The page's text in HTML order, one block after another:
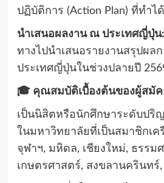
ปฏิบัติการ (Action Plan) ที่ทำไ
นำเสนอผลงาน ณ ประเทศญี่ปุ่น:
ทางไปนำเสนอรายงานสรุปผล
ประเทศญี่ปุ่นในช่วงปลายปี
🎓 คุณสมบัติเบื้องต้นของผู้สมัค
เป็นนิสิตหรือนักศึกษาระดับปริ
ในมหาวิทยาลัยที่เป็นสมาชิกเค
จุฬาฯ, มหิดล, เชียงใหม่, ธรรม
เกษตรศาสตร์, สงขลานครินทร์,